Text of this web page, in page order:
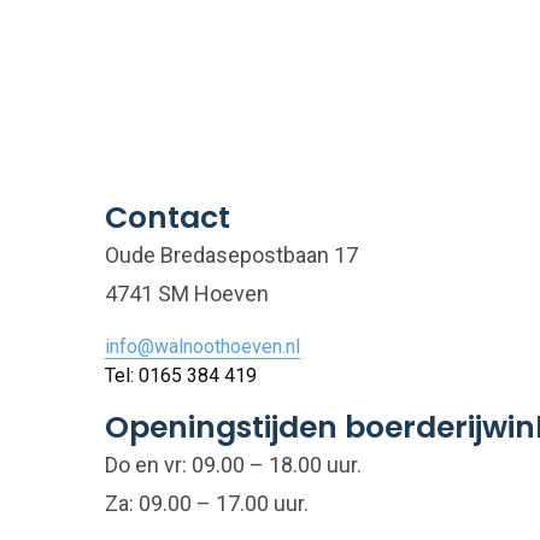
Contact
Oude Bredasepostbaan 17
4741 SM Hoeven
info@walnoothoeven.nl
Tel: 0165 384 419
Openingstijden
Do en vr: 09.00 – 18.00 uur.
Za: 09.00 – 17.00 uur.